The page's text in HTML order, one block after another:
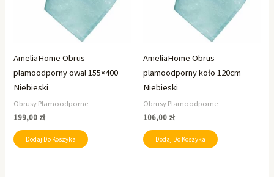
AmeliaHome Obrus
plamoodporny owal 155×400
Niebieski
Obrusy Plamoodporne
199,00 zł
Dodaj Do Koszyka
AmeliaHome Obrus
plamoodporny koło 120cm
Niebieski
Obrusy Plamoodporne
106,00 zł
Dodaj Do Koszyka